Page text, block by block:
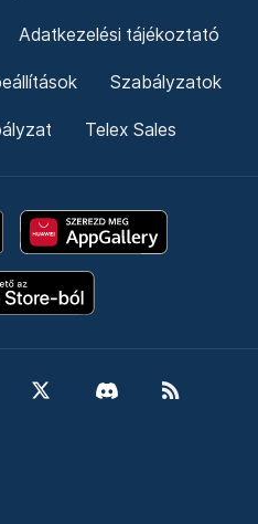
Adatkezelési tájékoztató
Szabályzatok
Telex Sales